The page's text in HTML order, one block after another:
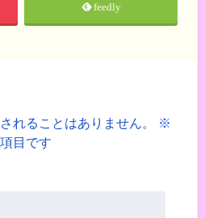
feedly
れることはありません。
※
目です